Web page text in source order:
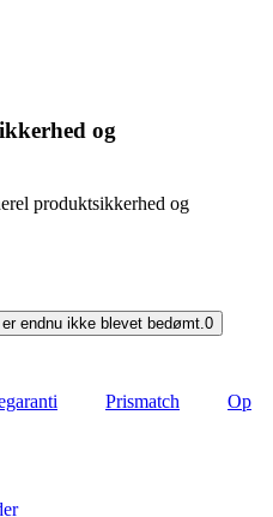
og
produktsikkerhed og
endnu ikke blevet bedømt.0
Prismatch
Op